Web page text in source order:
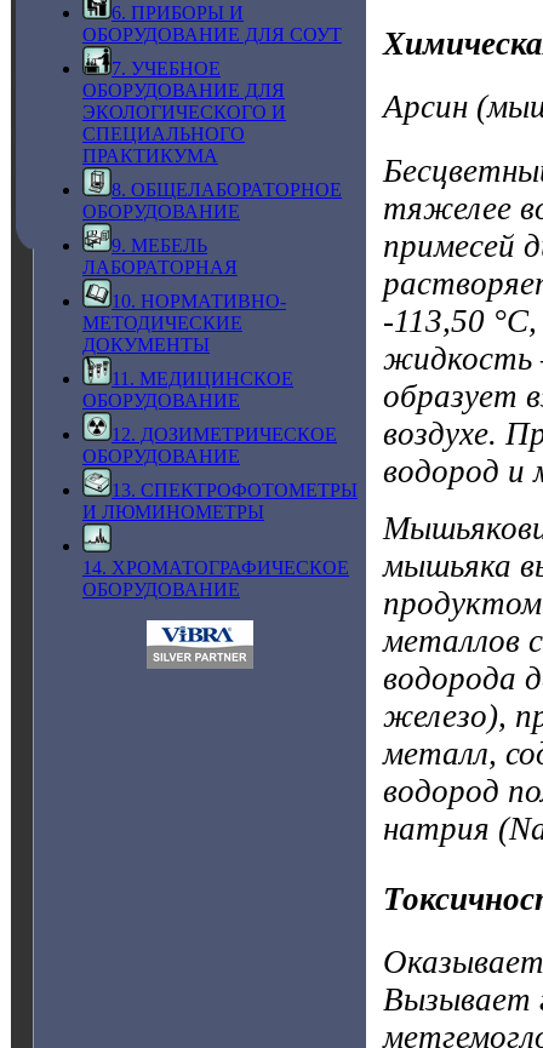
6. ПРИБОРЫ И
ОБОРУДОВАНИЕ ДЛЯ СОУТ
7. УЧЕБНОЕ
ОБОРУДОВАНИЕ ДЛЯ
ЭКОЛОГИЧЕСКОГО И
СПЕЦИАЛЬНОГО
ПРАКТИКУМА
8. ОБЩЕЛАБОРАТОРНОЕ
ОБОРУДОВАНИЕ
9. МЕБЕЛЬ
ЛАБОРАТОРНАЯ
10. НОРМАТИВНО-
МЕТОДИЧЕСКИЕ
ДОКУМЕНТЫ
11. МЕДИЦИНСКОЕ
ОБОРУДОВАНИЕ
12. ДОЗИМЕТРИЧЕСКОЕ
ОБОРУДОВАНИЕ
13. СПЕКТРОФОТОМЕТРЫ
И ЛЮМИНОМЕТРЫ
14. ХРОМАТОГРАФИЧЕСКОЕ
ОБОРУДОВАНИЕ
Арсин
тяжелее
примесей
-113,50
жидкость
образует
воздухе.
водород и
мышьяка
металлов
водорода
железо),
металл,
водород
натрия
Вызывает